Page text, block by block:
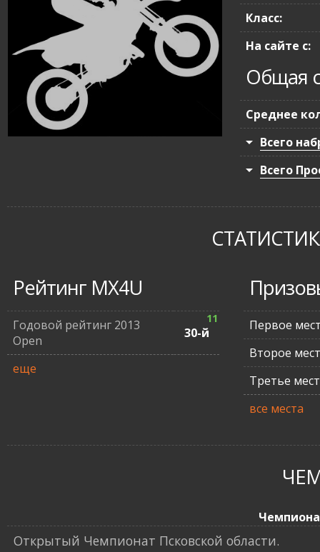
Класс:
На сайте с:
Общая
Среднее
Всего
Всего
Рейтинг MX4U
Годовой рейтинг 2013
Open
30-й
11
еще
Первое
Второе
Третье
все места
Открытый Чемпионат Псковской области.